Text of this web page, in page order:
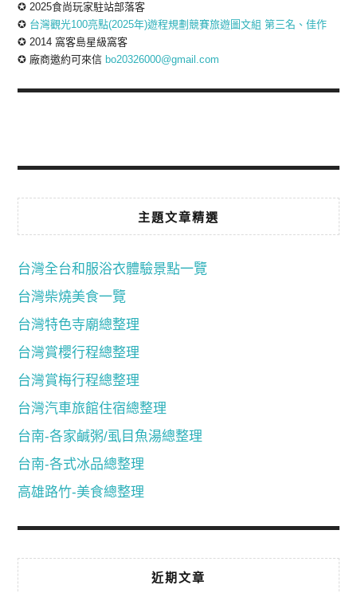
✪ 2025食尚玩家駐站部落客
✪ 台灣觀光100亮點(2025年)遊程規劃競賽旅遊圖文組 第三名、佳作
✪ 2014 窩客島星級窩客
✪ 廠商邀約可來信 bo20326000@gmail.com
主題文章精選
台灣全台和服浴衣體驗景點一覽
台灣柴燒美食一覽
台灣特色寺廟總整理
台灣賞櫻行程總整理
台灣賞梅行程總整理
台灣汽車旅館住宿總整理
台南-各家鹹粥/虱目魚湯總整理
台南-各式冰品總整理
高雄路竹-美食總整理
近期文章